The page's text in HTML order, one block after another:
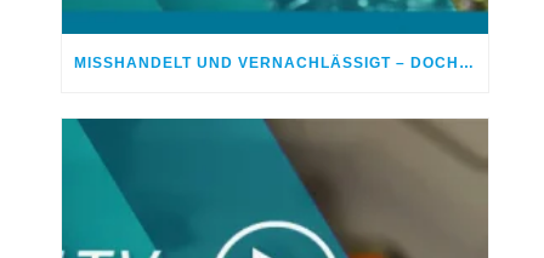
MISSHANDELT UND VERNACHLÄSSIGT – DOCH GOTT HEILTE MEINE WUNDEN